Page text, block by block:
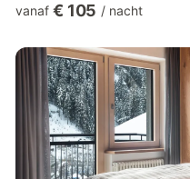
kinderbedje en kinderstoel
appartement wordt geleverd
produceert ook zijn eigen
balkon en een gedeelde tui...
vanaf € 105 / nacht